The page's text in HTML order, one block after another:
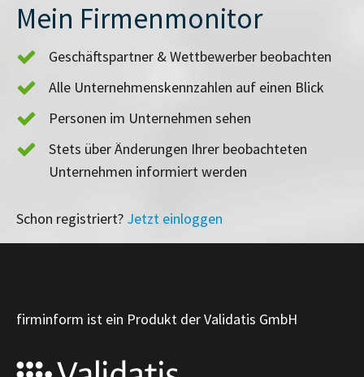
Mein Firmenmonitor
Geschäftspartner & Wettbewerber beobachten
Alle Unternehmenskennzahlen auf einen Blick
Personen im Unternehmen sehen
Stets über Änderungen Ihrer beobachteten
Unternehmen informiert werden
Schon registriert? Jetzt einloggen
firminform ist ein Produkt der Validatis GmbH